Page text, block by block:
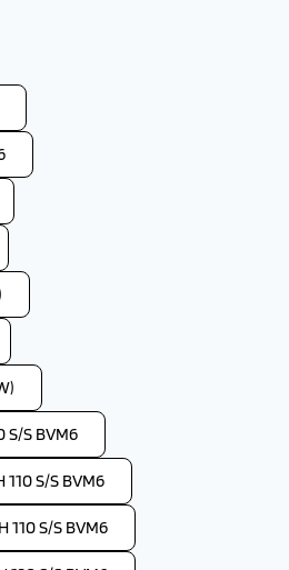
S/S BVM6
110 S/S BVM6
110 S/S BVM6